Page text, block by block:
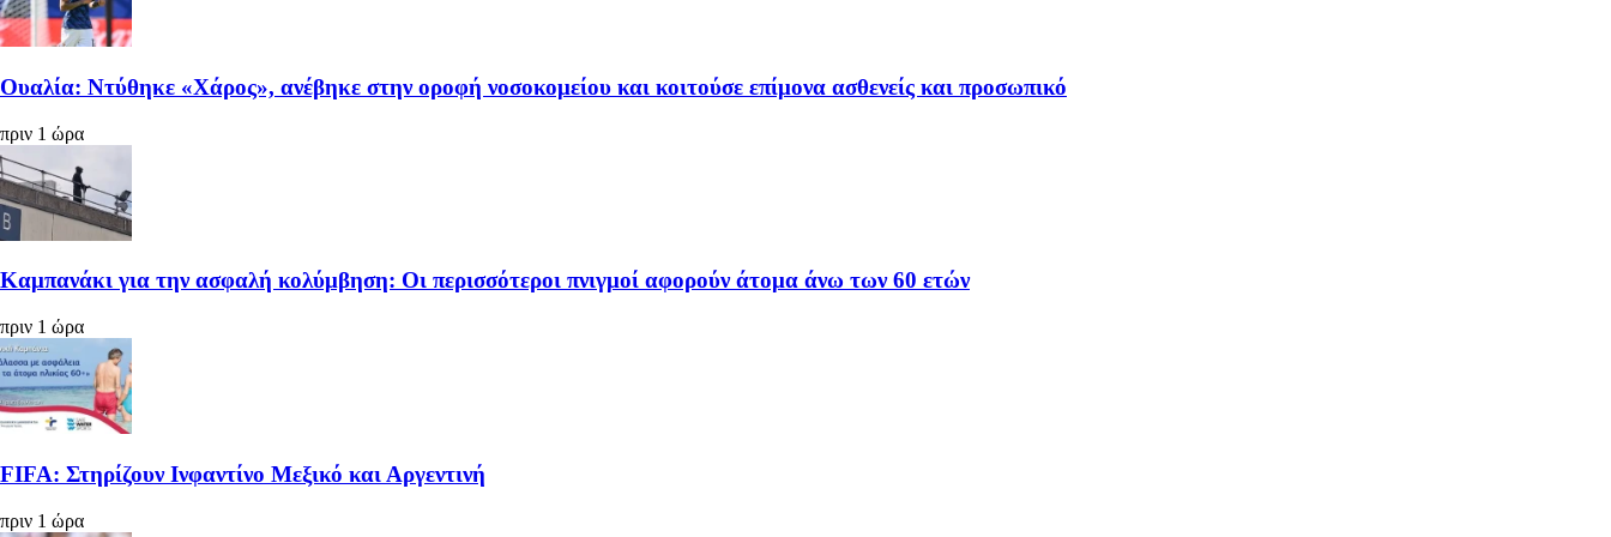
Ουαλία: Ντύθηκε «Χάρος», ανέβηκε στην οροφή νοσοκομείου και κοιτούσε επίμονα ασθενείς και προσωπικό
πριν 1 ώρα
Καμπανάκι για την ασφαλή κολύμβηση: Οι περισσότεροι πνιγμοί αφορούν άτομα άνω των 60 ετών
πριν 1 ώρα
FIFA: Στηρίζουν Ινφαντίνο Μεξικό και Αργεντινή
πριν 1 ώρα